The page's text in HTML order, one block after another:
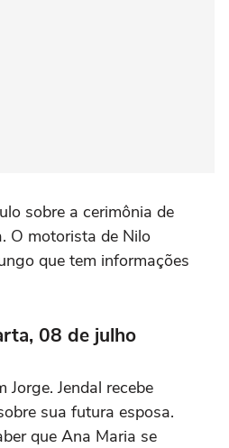
sobre a cerimônia de
O motorista de Nilo
que tem informações
08 de julho
Jendal recebe
sua futura esposa.
que Ana Maria se